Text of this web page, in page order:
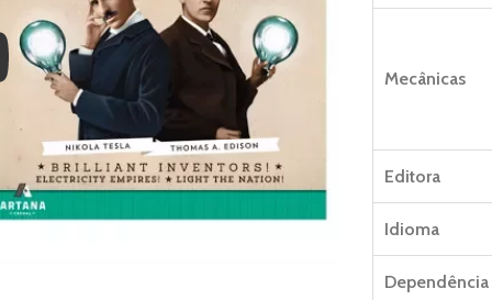
Mecânicas
Editora
Idioma
Dependência